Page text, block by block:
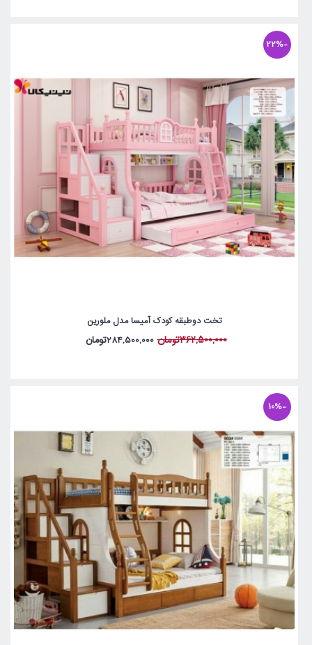
-22%
تخت دوطبقه کودک آمیسا مدل ملورین
362,500,000تومان 284,500,000تومان
-10%